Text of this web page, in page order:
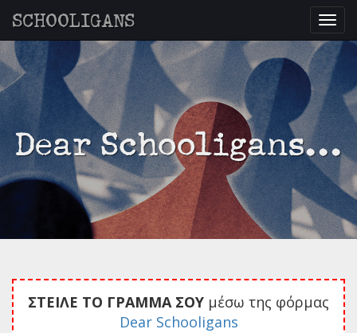
SCHOOLIGANS
Dear Schooligans...
ΣΤΕΙΛΕ ΤΟ ΓΡΑΜΜΑ ΣΟΥ μέσω της φόρμας
Dear Schooligans